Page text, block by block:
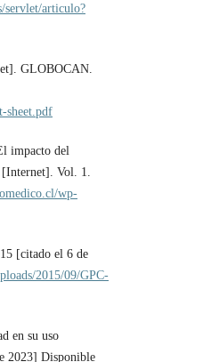
servlet/articulo?
GLOBOCAN.
sheet.pdf
impacto del
[Internet]. Vol. 1.
wp-
[citado el 6 de
2015/09/GPC-
en su uso
2023] Disponible